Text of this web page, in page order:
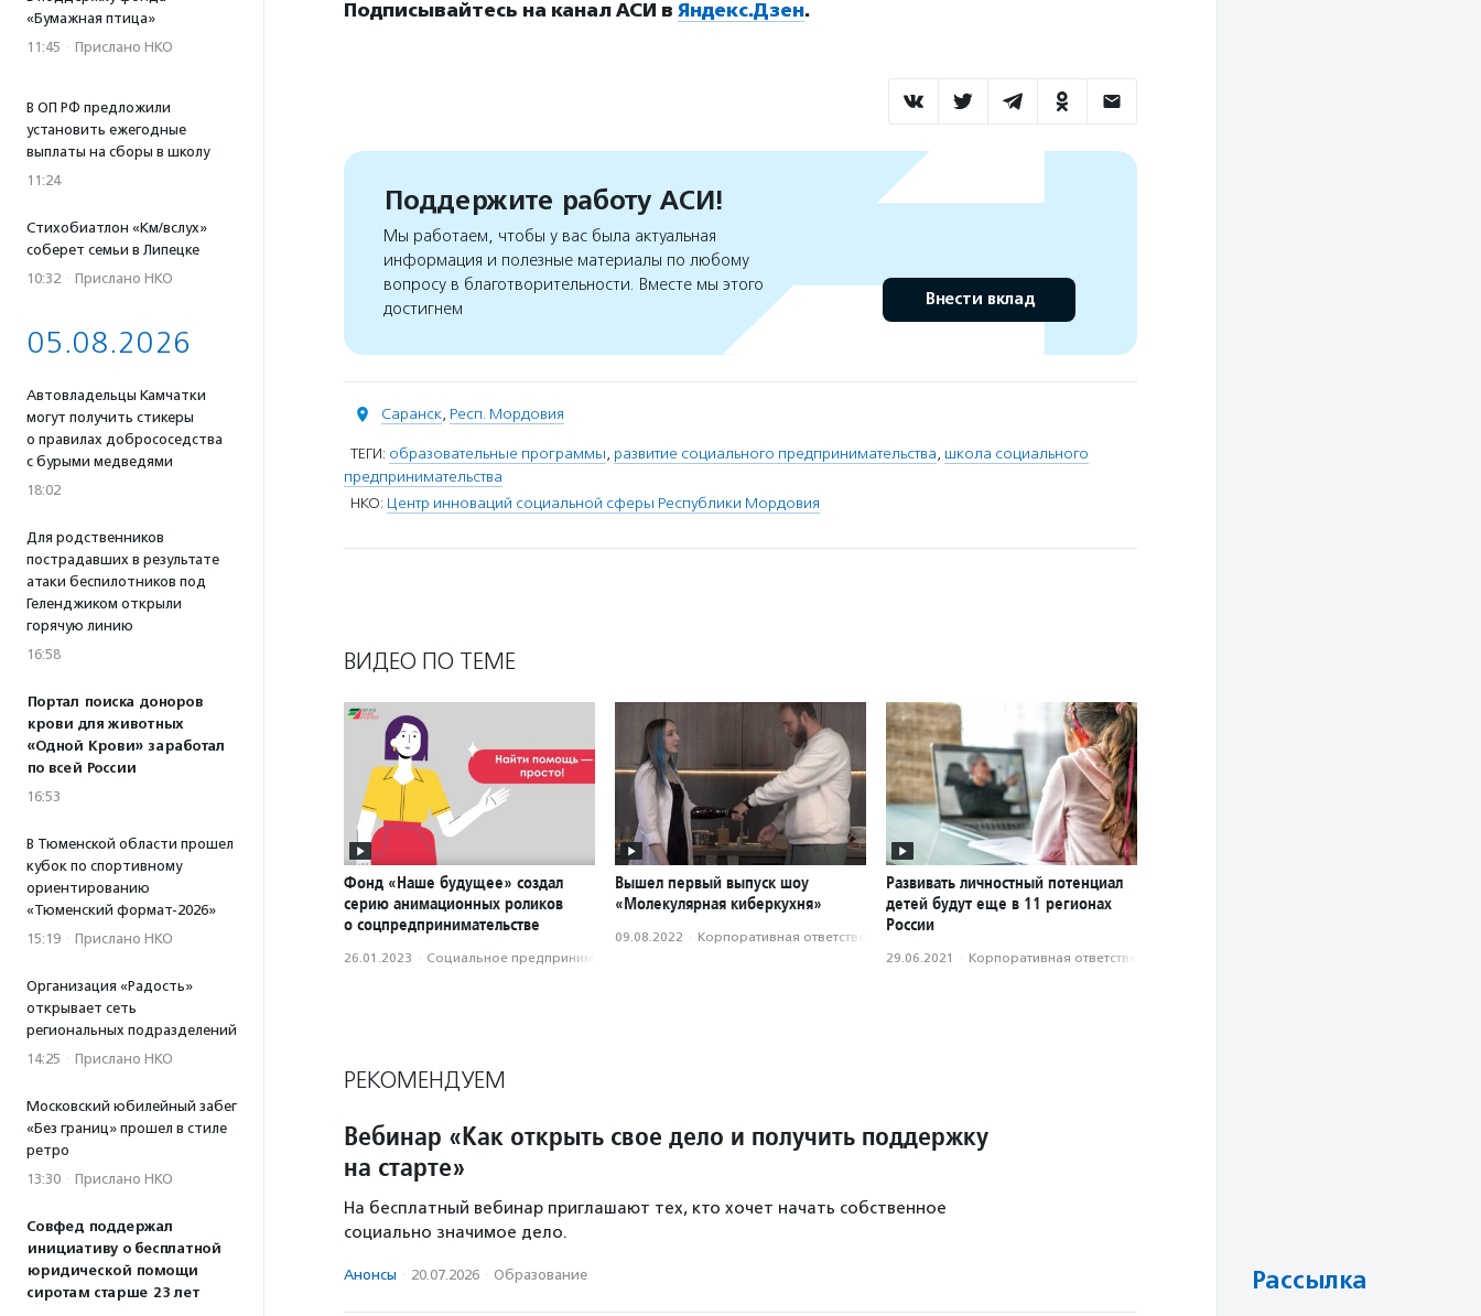
«Бумажная птица»
11:45 · Прислано НКО
В ОП РФ предложили
установить ежегодные
выплаты на сборы в школу
11:24
Стихобиатлон «Км/вслух»
соберет семьи в Липецке
10:32 · Прислано НКО
05.08.2026
Автовладельцы Камчатки
могут получить стикеры
о правилах добрососедства
с бурыми медведями
18:02
Для родственников
пострадавших в результате
атаки беспилотников под
Геленджиком открыли
горячую линию
16:58
Портал поиска доноров
крови для животных
«Одной Крови» заработал
по всей России
16:53
В Тюменской области прошел
кубок по спортивному
ориентированию
«Тюменский формат-2026»
15:19 · Прислано НКО
Организация «Радость»
открывает сеть
региональных подразделений
14:25 · Прислано НКО
Московский юбилейный забег
«Без границ» прошел в стиле
ретро
13:30 · Прислано НКО
Совфед поддержал
инициативу о бесплатной
юридической помощи
сиротам старше 23 лет
Подписывайтесь на канал АСИ в Яндекс.Дзен.
Поддержите работу АСИ!
Мы работаем, чтобы у вас была актуальная
информация и полезные материалы по любому
вопросу в благотворительности. Вместе мы этого
достигнем
Внести вклад
Саранск, Респ. Мордовия
ТЕГИ: образовательные программы, развитие социального предпринимательства, школа социального
предпринимательства
НКО: Центр инноваций социальной сферы Республики Мордовия
ВИДЕО ПО ТЕМЕ
Фонд «Наше будущее» создал
серию анимационных роликов
о соцпредпринимательстве
26.01.2023 · Социальное предпри­нима­тель­ство
Вышел первый выпуск шоу
«Молекулярная киберкухня»
09.08.2022 · Корпоративная ответственность
Развивать личностный потенциал
детей будут еще в 11 регионах
России
29.06.2021 · Корпоративная ответственность
РЕКОМЕНДУЕМ
Вебинар «Как открыть свое дело и получить поддержку
на старте»
На бесплатный вебинар приглашают тех, кто хочет начать собственное
социально значимое дело.
Анонсы · 20.07.2026 · Образование Рассылка